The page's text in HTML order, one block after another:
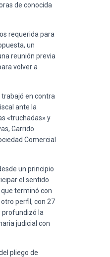
de conocida
requerida para
un
reunión previa
volver a
trabajó en contra
ante la
«truchadas» y
Garrido
Comercial
un principio
el sentido
terminó con
perfil, con 27
profundizó la
judicial con
pliego de